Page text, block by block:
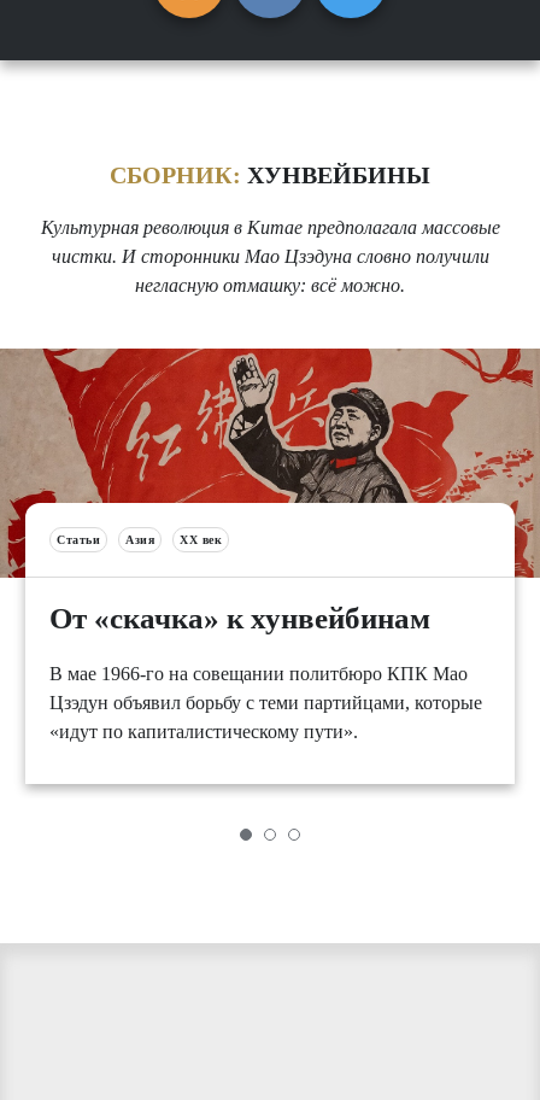
СБОРНИК: ХУНВЕЙБИНЫ
Культурная революция в Китае предполагала массовые
чистки. И сторонники Мао Цзэдуна словно получили
негласную отмашку: всё можно.
Статьи Азия XX век
От «скачка» к хунвейбинам
В мае 1966-го на совещании политбюро КПК Мао
Цзэдун объявил борьбу с теми партийцами, которые
«идут по капиталистическому пути».